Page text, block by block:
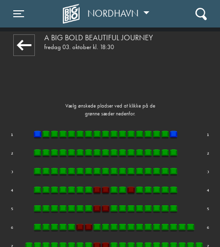
Toggle navigation
NORDHAVN
A BIG BOLD BEAUTIFUL JOURNEY
fredag 03. oktober kl. 18:30
Vælg ønskede pladser ved at klikke på de
grønne sæder nedenfor.
1step-front02 060958